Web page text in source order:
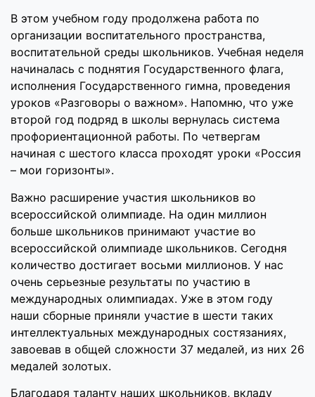
В этом учебном году продолжена работа по
организации воспитательного пространства,
воспитательной среды школьников. Учебная неделя
начиналась с поднятия Государственного флага,
исполнения Государственного гимна, проведения
уроков «Разговоры о важном». Напомню, что уже
второй год подряд в школы вернулась система
профориентационной работы. По четвергам
начиная с шестого класса проходят уроки «Россия
– мои горизонты».
Важно расширение участия школьников во
всероссийской олимпиаде. На один миллион
больше школьников принимают участие во
всероссийской олимпиаде школьников. Сегодня
количество достигает восьми миллионов. У нас
очень серьезные результаты по участию в
международных олимпиадах. Уже в этом году
наши сборные приняли участие в шести таких
интеллектуальных международных состязаниях,
завоевав в общей сложности 37 медалей, из них 26
медалей золотых.
Благодаря таланту наших школьников, вкладу